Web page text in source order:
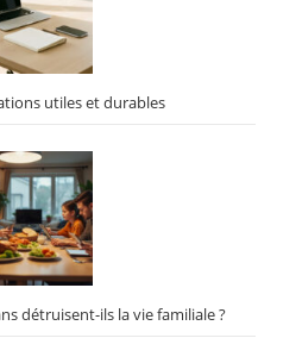
utiles et durables
détruisent-ils la vie familiale ?